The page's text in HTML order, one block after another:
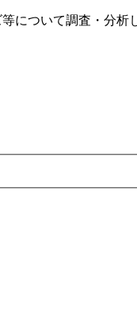
について調査・分